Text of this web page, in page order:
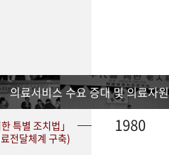
의료서비스 수요 증대 및 의료자
특별 조치법」
전달체계 구축)
1980